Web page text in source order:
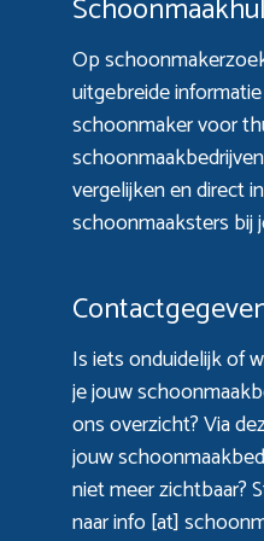
Op
uitgebreide
schoonmaker voor
vergelijken en direct
schoonmaaksters bij
Is iets onduidelijk of
je jouw
ons overzicht? Via
jouw
niet meer zichtbaar?
naar info [at]